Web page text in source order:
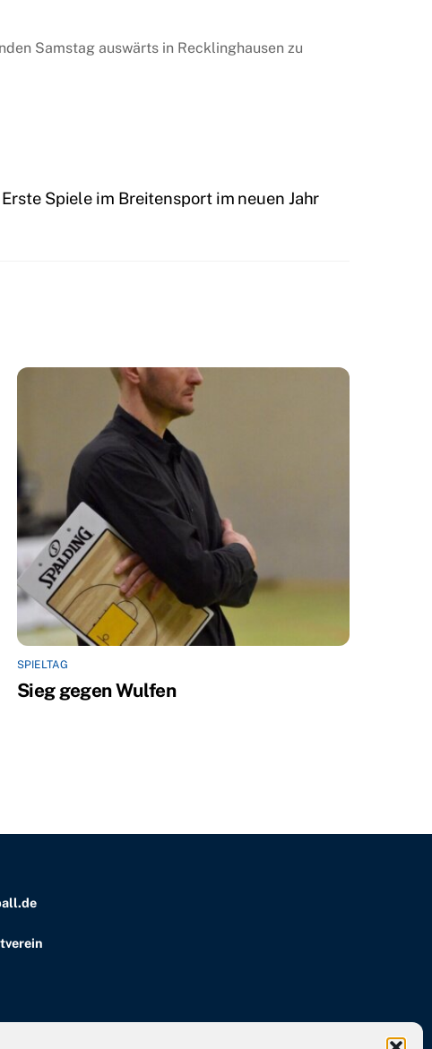
Samstag auswärts in Recklinghausen zu
Erste Spiele im Breitensport im neuen Jahr
SPIELTAG
Sieg gegen Wulfen